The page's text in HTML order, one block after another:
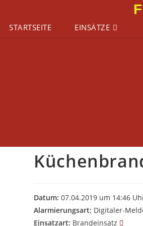
springen
STARTSEITE EINSÄTZE
Datum: 07.04.2019 um 14:46
Alarmierungsart: Digitaler-
Einsatzart: Brandeinsatz